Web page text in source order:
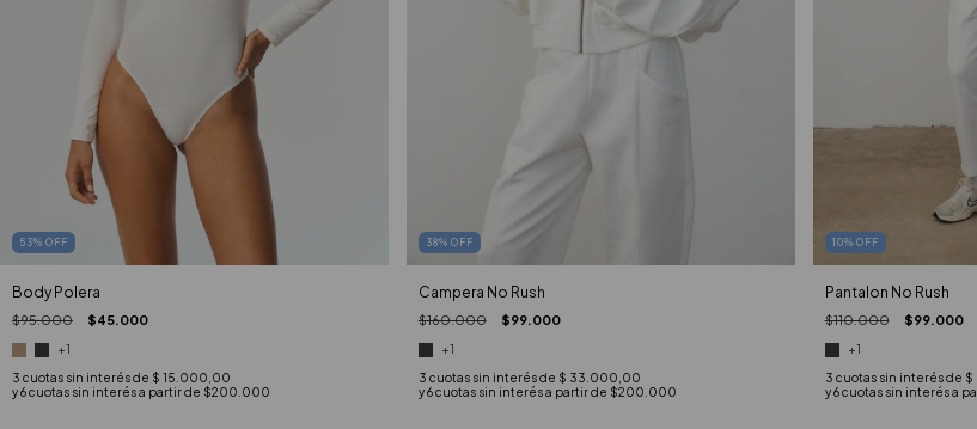
53% OFF
Body Polera
$95.000 $45.000
+1
3 cuotas sin interés de $ 15.000,00
38% OFF
Campera No Rush
$160.000 $99.000
+1
3 cuotas sin interés de $ 33.000,00
10% OFF
Pantalon No Rush
$110.000 $99.000
+1
3 cuotas sin interés de $